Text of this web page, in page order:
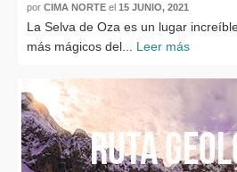
por CIMA NORTE el 15 JUNIO, 2021
La Selva de Oza es un lugar
más mágicos del... Leer más